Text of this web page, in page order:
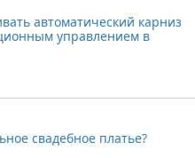
автоматический карниз
управлением в
свадебное платье?